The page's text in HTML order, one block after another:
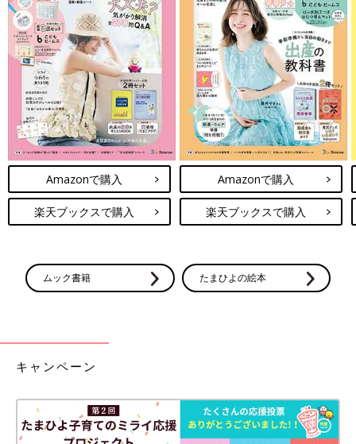
Amazonで購入
楽天ブックスで購入
Amazonで購入
楽天ブックスで購入
ムック書籍 たまひよの絵本
キャンペーン